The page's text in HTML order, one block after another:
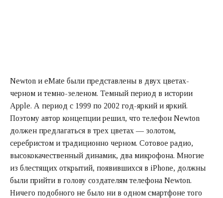
Newton и eMate были представлены в двух цветах-
черном и темно-зеленом. Темный период в истории
Apple. А период с 1999 по 2002 год-яркий и яркий.
Поэтому автор концепции решил, что телефон Newton
должен предлагаться в трех цветах — золотом,
серебристом и традиционно черном. Сотовое радио,
высококачественный динамик, два микрофона. Многие
из блестящих открытий, появившихся в iPhone, должны
были прийти в голову создателям телефона Newton.
Ничего подобного не было ни в одном смартфоне того